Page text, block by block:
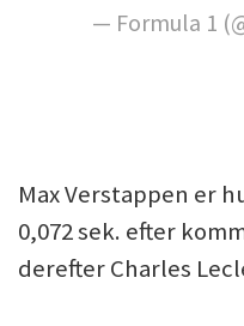
— Formula 1
Max Verstappen er
0,072 sek. efter
derefter Charles